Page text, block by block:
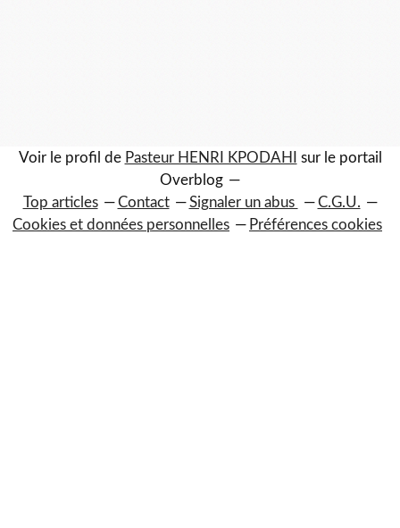
Voir le profil de Pasteur HENRI KPODAHI
sur le portail
Overblog
Top articles
Contact Signaler un abus
C.G.U.
Cookies et données personnelles
Préférences cookies